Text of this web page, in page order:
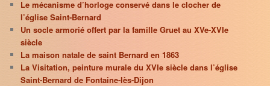
Le mécanisme d’horloge conservé dans le clocher de
l’église Saint-Bernard
Un socle armorié offert par la famille Gruet au XVe-XVIe
siècle
La maison natale de saint Bernard en 1863
La Visitation, peinture murale du XVIe siècle dans l’église
Saint-Bernard de Fontaine-lès-Dijon